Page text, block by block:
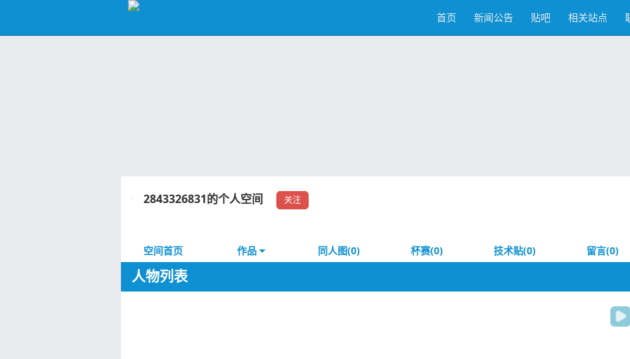
首页 新闻公告 贴吧 相关站点
2843326831的个人空间 关注
空间首页 作品 同人图(0) 杯赛(0) 技术贴(0) 留言(0)
人物列表